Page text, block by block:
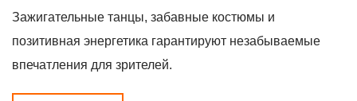
Зажигательные танцы, забавные костюмы и
позитивная энергетика гарантируют незабываемые
впечатления для зрителей.